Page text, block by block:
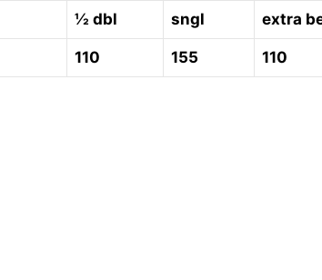
½ dbl sngl extra
110 155 110